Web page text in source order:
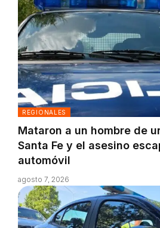
REGIONALES
Mataron a un hombre de
Santa Fe y el asesino
automóvil
agosto 7, 2026